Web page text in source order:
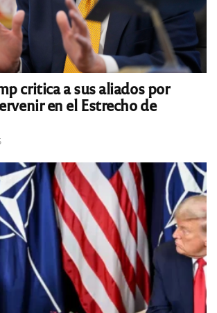
critica a sus aliados por
en el Estrecho de